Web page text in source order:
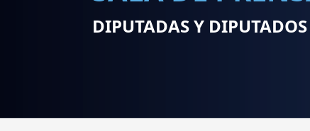
DIPUTADAS Y